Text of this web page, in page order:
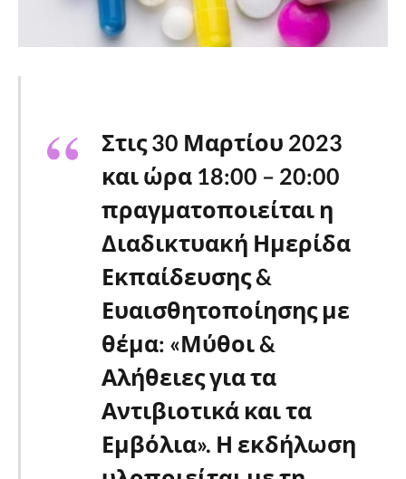
Στις 30 Μαρτίου 2023
και ώρα 18:00 – 20:00
πραγματοποιείται η
Διαδικτυακή Ημερίδα
Εκπαίδευσης &
Ευαισθητοποίησης με
θέμα: «Μύθοι &
Αλήθειες για τα
Αντιβιοτικά και τα
Εμβόλια». Η εκδήλωση